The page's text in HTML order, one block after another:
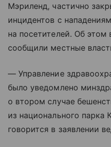
Мэриленд, частично
инцидентов с
на посетителей. Об этом
сообщили местные
— Управление
было уведомлено
о втором случае
из национального
говорится в заявлении